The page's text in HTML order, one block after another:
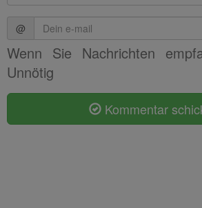
@
Wenn Sie Nachrichten
Unnötig
Kommentar